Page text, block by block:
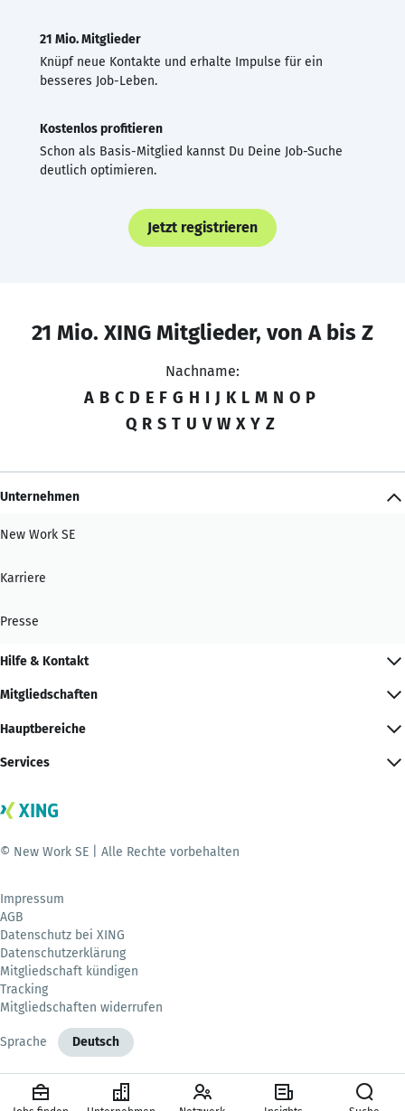
21 Mio. Mitglieder
Knüpf neue Kontakte und erhalte Impulse für ein
besseres Job-Leben.
Kostenlos profitieren
Schon als Basis-Mitglied kannst Du Deine Job-Suche
deutlich optimieren.
Jetzt registrieren
21 Mio. XING Mitglieder, von A bis Z
Nachname:
A B C D E F G H I J K L M N O P
Q R S T U V W X Y Z
Unternehmen
New Work SE
Karriere
Presse
Hilfe & Kontakt
Mitgliedschaften
Hauptbereiche
Services
© New Work SE | Alle Rechte vorbehalten
Impressum
AGB
Datenschutz bei XING
Datenschutzerklärung
Mitgliedschaft kündigen
Tracking
Mitgliedschaften widerrufen
Sprache Deutsch